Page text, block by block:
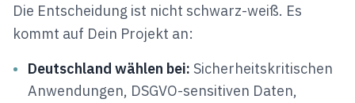
Die Entscheidung ist nicht schwarz-weiß. Es
kommt auf Dein Projekt an:
•
Deutschland wählen bei: Sicherheitskritischen
Anwendungen, DSGVO-sensitiven Daten,